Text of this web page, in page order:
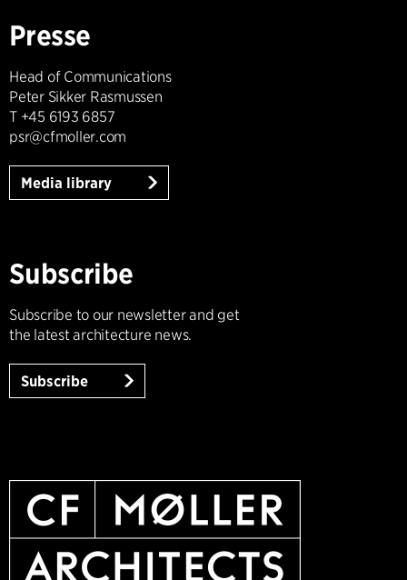
Presse
Head of Communications
Peter Sikker Rasmussen
T +45 6193 6857
psr@cfmoller.com
Media library
Subscribe
Subscribe to our newsletter and get
the latest architecture news.
Subscribe